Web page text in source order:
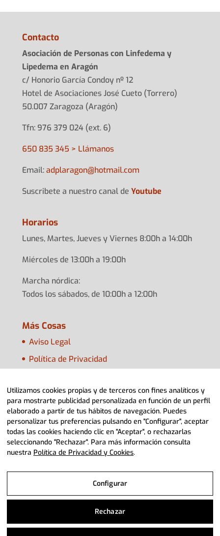
Contacto
Asociación de Personas con Linfedema y
Lipedema en Aragón
c/ Honorio García Condoy nº 12
Hotel de Asociaciones José Cueto (Torrero)
50.007 Zaragoza (Aragón)
Tfn: 976 379 024 (ext. 6)
650 835 345 > Llámanos
Email:adplaragon@hotmail.com
Suscribete a nuestro canal de Youtube
Horarios
Lunes, Martes, Jueves y Viernes 8:00h a 14:00h
Miércoles de 13:00h a 19:00h
Marcha nórdica:
Todos los sábados, de 10:00h a 12:00h
Más Cosas
Aviso Legal
Política de Privacidad
Configurar Cookies
Utilizamos cookies propias y de terceros con fines analíticos y
para mostrarte publicidad personalizada en función de un perfil
elaborado a partir de tus hábitos de navegación. Puedes
personalizar tus preferencias pulsando en "Configurar", aceptar
todas las cookies haciendo clic en "Aceptar", o rechazarlas
seleccionando "Rechazar". Para más información consulta
nuestra Política de Privacidad y Cookies.
Configurar
Rechazar
Política de Privacidad y Cookies